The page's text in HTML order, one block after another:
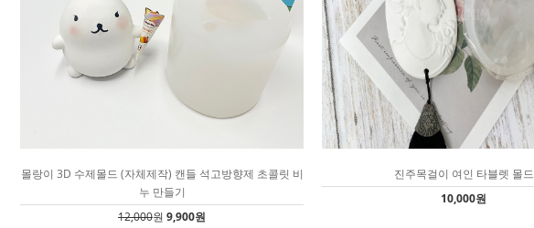
몰랑이 3D 수제몰드 (자체제작) 캔들 석고방향제 초콜릿 비
누 만들기
12,000원 9,900원
진주목걸이 여인 타블렛 몰드
10,000원